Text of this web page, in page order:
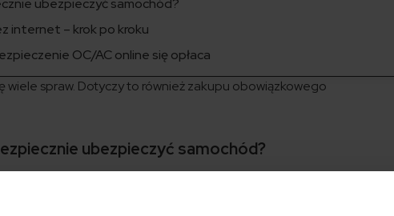
ubezpieczyć samochód?
internet – krok po kroku
OC/AC online się opłaca
wiele spraw. Dotyczy to również zakupu obowiązkowego
ubezpieczyć samochód?
zagrożenia epidemicznego są sprawy, których nie można przełożyć
ubezpieczenia komunikacyjnego dla pojazdu. Nawet